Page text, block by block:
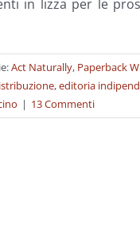
in lizza per le
Act Naturally, Paperback
,editoria
| 13 Commenti